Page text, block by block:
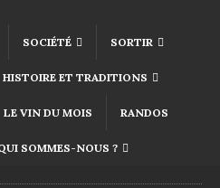
SOCIÉTÉ SORTIR
HISTOIRE ET TRADITIONS
LE VIN DU MOIS RANDOS
SOMMES-NOUS ?